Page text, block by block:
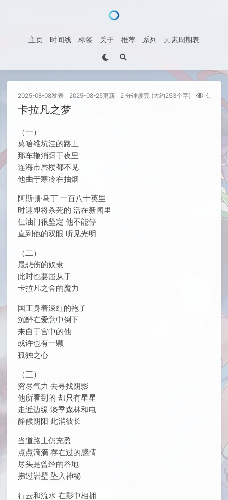
主页 时间线 标签 关于 推荐 系列 元素周期表
2025-08-08发表 2025-08-25更新 2 分钟读完 (大约253个字)
卡拉凡之梦
（一）
莫哈维坑洼的路上
那车辙消弭于夜里
连海市蜃楼都不见
他由于寒冷在抽烟
阿斯顿·马丁 一百八十英里
时速即将杀死的 活在新闻里
但油门很坚定 他不能停
直到他的双眼 听见光明
（二）
最悲伤的奴隶
此时也要屈从于
卡拉凡之舍的魔力
国王身着深红的袍子
沉醉在爱意中倒下
来自于宫中的他
或许也有一颗
孤独之心
（三）
穷尽气力 去寻找阴影
他所看到的 却只有星星
走近边缘 淡季森林和电
静候阴阳 此消彼长
当道路上仍充盈
点点滴滴 存在过的感情
尽头是曾经的谷地
拂过岩壁 坠入神秘
行云和流水 在影中相拥